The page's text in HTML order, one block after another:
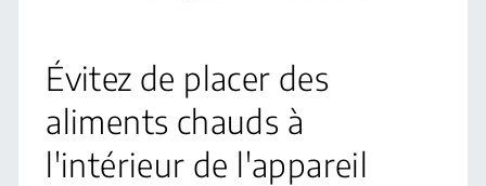
Évitez de placer des
aliments chauds à
l'intérieur de l'appareil